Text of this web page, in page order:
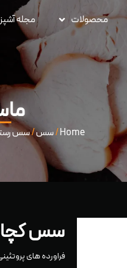
محصولات مجله
Home
/سس/سس
سس کچاب
فراورده های